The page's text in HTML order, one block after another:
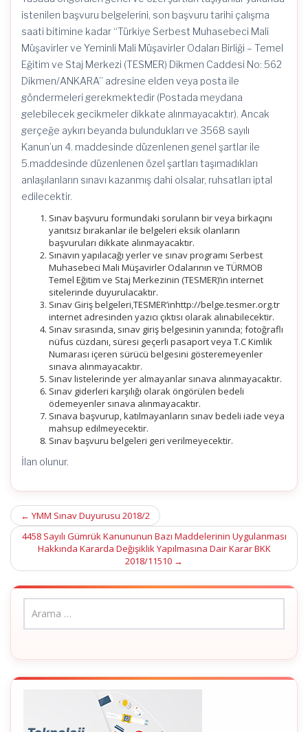
istenilen başvuru belgelerini, son başvuru tarihi çalışma
saati bitimine kadar “Türkiye Serbest Muhasebeci Mali
Müşavirler ve Yeminli Mali Müşavirler Odaları Birliği – Temel
Eğitim ve Staj Merkezi (TESMER) Dikmen Caddesi No: 562
Dikmen/ANKARA” adresine elden veya posta ile
göndermeleri gerekmektedir (Postada meydana
gelebilecek gecikmeler dikkate alınmayacaktır). Ancak
gerçeğe aykırı beyanda bulundukları ve 3568 sayılı
Kanun’un 4. maddesinde düzenlenen genel şartlar ile
5.maddesinde düzenlenen özel şartları taşımadıkları
anlaşılanların sınavı kazanmış dahi olsalar, ruhsatları iptal
edilecektir.
Sınav başvuru formundaki soruların bir veya birkaçını
yanıtsız bırakanlar ile belgeleri eksik olanların
başvuruları dikkate alınmayacaktır.
Sınavın yapılacağı yerler ve sınav programı Serbest
Muhasebeci Mali Müşavirler Odalarının ve TÜRMOB
Temel Eğitim ve Staj Merkezinin (TESMER)’in internet
sitelerinde duyurulacaktır.
Sınav Giriş belgeleri,TESMER’inhttp://belge.tesmer.org.tr
internet adresinden yazıcı çıktısı olarak alınabilecektir.
Sınav sırasında, sınav giriş belgesinin yanında; fotoğraflı
nüfus cüzdanı, süresi geçerli pasaport veya T.C Kimlik
Numarası içeren sürücü belgesini gösteremeyenler
sınava alınmayacaktır.
Sınav listelerinde yer almayanlar sınava alınmayacaktır.
Sınav giderleri karşılığı olarak öngörülen bedeli
ödemeyenler sınava alınmayacaktır.
Sınava başvurup, katılmayanların sınav bedeli iade veya
mahsup edilmeyecektir.
Sınav başvuru belgeleri geri verilmeyecektir.
İlan olunur.
Post
navigation
← YMM Sınav Duyurusu 2018/2
4458 Sayılı Gümrük Kanununun Bazı Maddelerinin Uygulanması
Hakkında Kararda Değişiklik Yapılmasına Dair Karar BKK
2018/11510 →